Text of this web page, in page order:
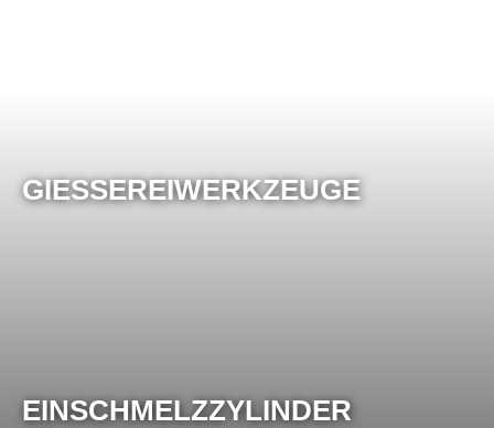
GIESSEREIWERKZEUGE
EINSCHMELZZYLINDER